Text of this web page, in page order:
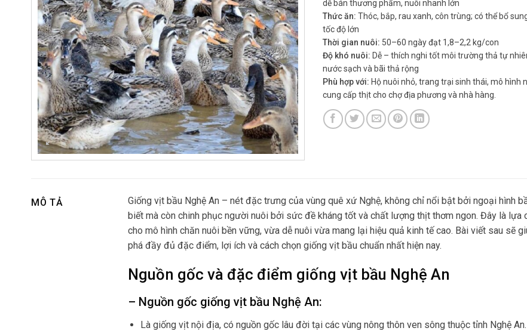
dễ bán thương phẩm, nuôi nhanh lớn
Thức ăn: Thóc, bắp, rau xanh, côn trùng; có thể bổ
tốc độ lớn
Thời gian nuôi: 50–60 ngày đạt 1,8–2,2 kg/con
Độ khó nuôi: Dễ – thích nghi tốt môi trường thả tự
nước sạch và bãi thả rộng
Phù hợp với: Hộ nuôi nhỏ, trang trại sinh thái, mô hình
cung cấp thịt cho chợ địa phương và nhà hàng.
MÔ TẢ
Giống vịt bầu Nghệ An – nét đặc trưng của vùng quê xứ Nghệ, không chỉ nổi bật bởi ngoại hình
biết mà còn chinh phục người nuôi bởi sức đề kháng tốt và chất lượng thịt thơm ngon. Đây là lựa
cho mô hình chăn nuôi bền vững, vừa dễ nuôi vừa mang lại hiệu quả kinh tế cao. Bài viết sau sẽ
phá đầy đủ đặc điểm, lợi ích và cách chọn giống vịt bầu chuẩn nhất hiện nay.
Nguồn gốc và đặc điểm giống vịt bầu Nghệ An
– Nguồn gốc giống vịt bầu Nghệ An:
Là giống vịt nội địa, có nguồn gốc lâu đời tại các vùng nông thôn ven sông thuộc tỉnh Nghệ An.